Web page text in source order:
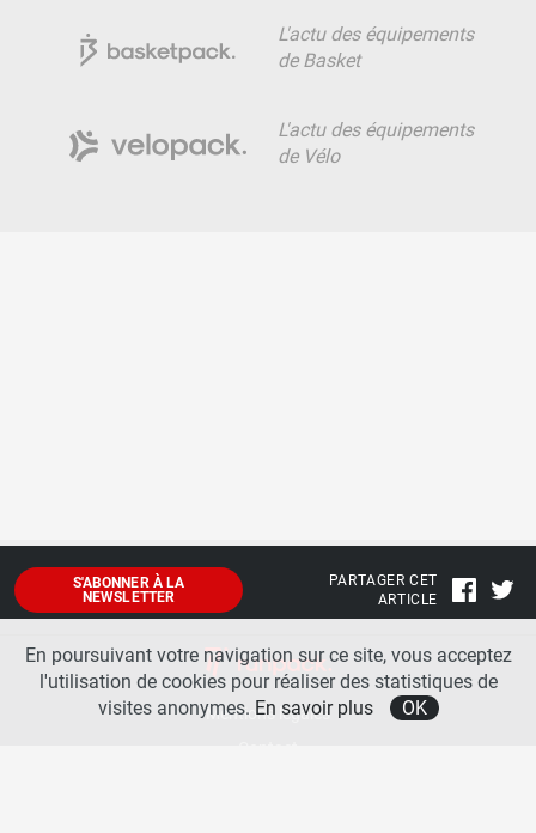
L'actu des équipements
de Basket
L'actu des équipements
de Vélo
S'ABONNER À LA
NEWSLETTER
PARTAGER CET
ARTICLE
Mentions légales
En poursuivant votre navigation sur ce site, vous acceptez
l'utilisation de cookies pour réaliser des statistiques de
visites anonymes. En savoir plus OK